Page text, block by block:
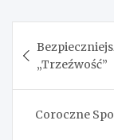
wpisu
„Trzeźwość”
Coroczne